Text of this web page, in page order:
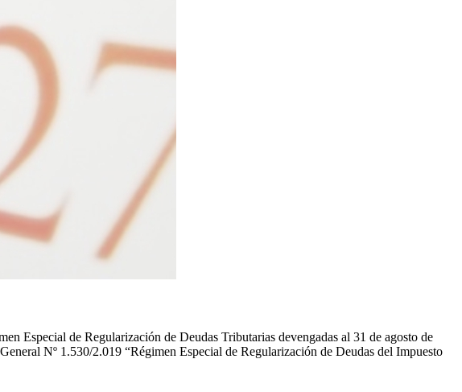
Especial de Regularización de Deudas Tributarias devengadas al 31 de agosto de
Nº 1.530/2.019 “Régimen Especial de Regularización de Deudas del Impuesto